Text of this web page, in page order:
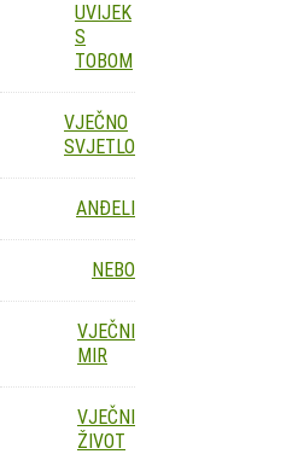
UVIJEK
S
TOBOM
VJEČNO
SVJETLO
ANĐELI
NEBO
VJEČNI
MIR
VJEČNI
ŽIVOT